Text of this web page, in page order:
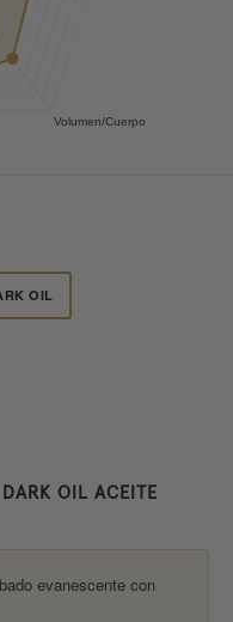
OIL
OIL ACEITE
evanescente con